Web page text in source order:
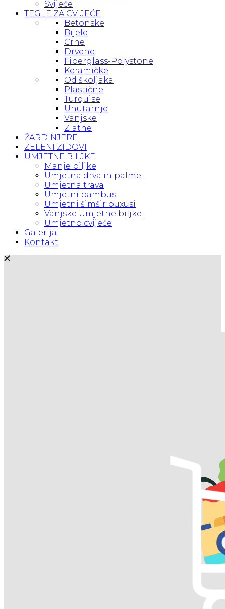
Svijeće
TEGLE ZA CVIJEĆE
Betonske
Bijele
Crne
Drvene
Fiberglass-Polystone
Keramičke
Od školjaka
Plastične
Turquise
Unutarnje
Vanjske
Zlatne
ŽARDINJERE
ZELENI ZIDOVI
UMJETNE BILJKE
Manje biljke
Umjetna drva in palme
Umjetna trava
Umjetni bambus
Umjetni šimšir buxusi
Vanjske Umjetne biljke
Umjetno cvijeće
Galerija
Kontakt